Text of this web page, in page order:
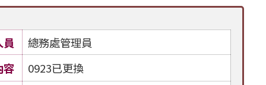
總務處管理員
容
0923已更換